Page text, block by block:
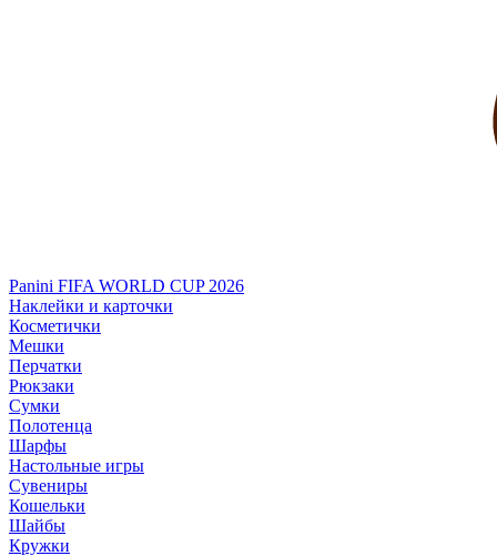
Panini FIFA WORLD CUP 2026
Наклейки и карточки
Косметички
Мешки
Перчатки
Рюкзаки
Сумки
Полотенца
Шарфы
Настольные игры
Сувениры
Кошельки
Шайбы
Кружки